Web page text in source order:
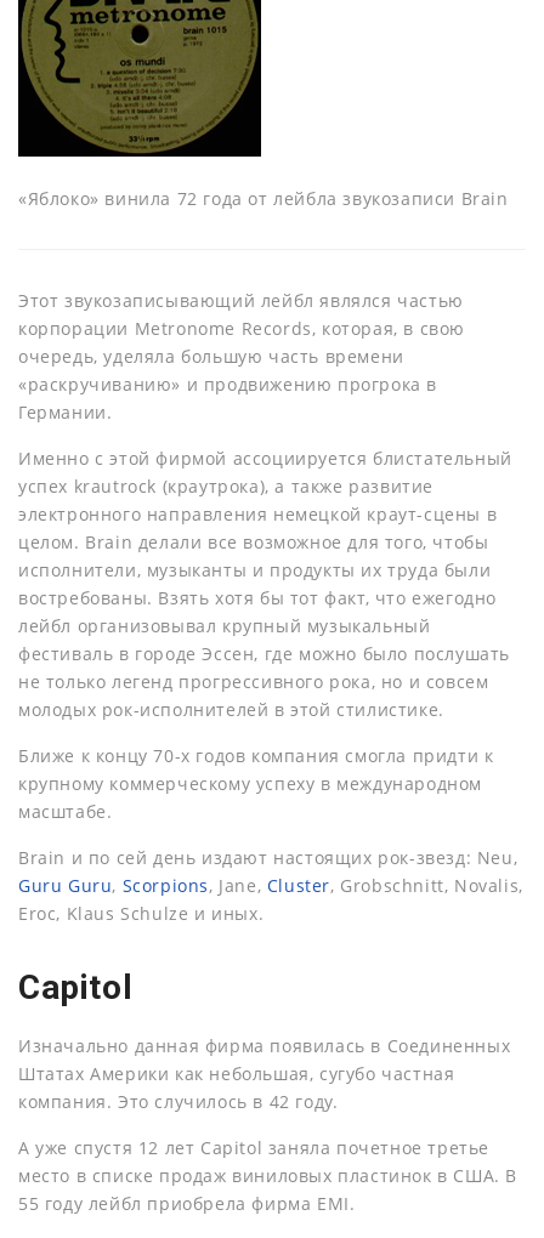
«Яблоко» винила 72 года от лейбла звукозаписи Brain
Этот звукозаписывающий лейбл являлся частью
корпорации Metronome Records, которая, в свою
очередь, уделяла большую часть времени
«раскручиванию» и продвижению прогрока в
Германии.
Именно с этой фирмой ассоциируется блистательный
успех krautrock (краутрока), а также развитие
электронного направления немецкой краут-сцены в
целом. Brain делали все возможное для того, чтобы
исполнители, музыканты и продукты их труда были
востребованы. Взять хотя бы тот факт, что ежегодно
лейбл организовывал крупный музыкальный
фестиваль в городе Эссен, где можно было послушать
не только легенд прогрессивного рока, но и совсем
молодых рок-исполнителей в этой стилистике.
Ближе к концу 70-х годов компания смогла придти к
крупному коммерческому успеху в международном
масштабе.
Brain и по сей день издают настоящих рок-звезд: Neu,
Guru Guru, Scorpions, Jane, Cluster, Grobschnitt, Novalis,
Eroc, Klaus Schulze и иных.
Capitol
Изначально данная фирма появилась в Соединенных
Штатах Америки как небольшая, сугубо частная
компания. Это случилось в 42 году.
А уже спустя 12 лет Capitol заняла почетное третье
место в списке продаж виниловых пластинок в США. В
55 году лейбл приобрела фирма EMI.